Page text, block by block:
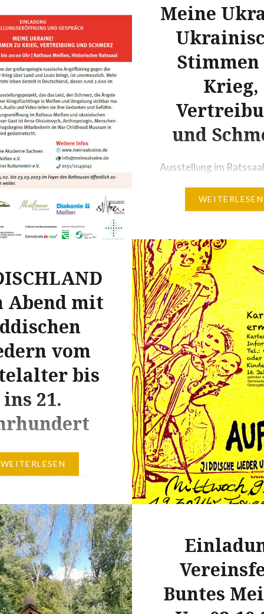
Meine
Stimmen
Krieg,
und
Ausstellung im
Februar jährt sich der
bereits seit 2014 führt
Krieg gegen sein
Wie viele Menschen
Leben lassen mussten,
zu ermitteln. Tod,
Vergewaltigung,
und Zerstörung
das Land. Über ein
Bevölkerung zwang
WEITERLESEN
Abend mit
vom
bis
ins 21.
Frauenkirche
die Kantorin und
der Gitarrist
mit
Liedern und
neuen Betrachtungen
auf die
dem Jiddischland.
Wo ist
WEITERLESEN
Buntes